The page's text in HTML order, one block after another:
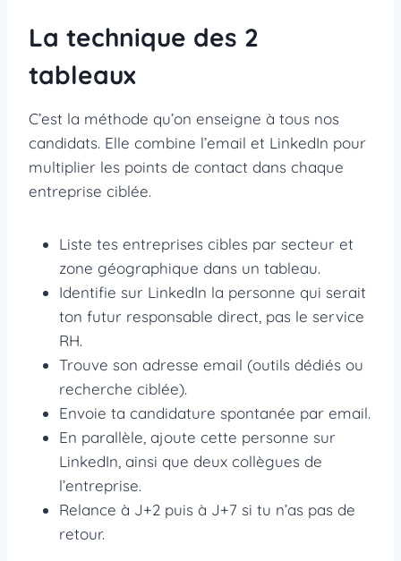
La technique des 2
tableaux
C’est la méthode qu’on enseigne à tous nos
candidats. Elle combine l’email et LinkedIn pour
multiplier les points de contact dans chaque
entreprise ciblée.
Liste tes entreprises cibles par secteur et
zone géographique dans un tableau.
Identifie sur LinkedIn la personne qui serait
ton futur responsable direct, pas le service
RH.
Trouve son adresse email (outils dédiés ou
recherche ciblée).
Envoie ta candidature spontanée par email.
En parallèle, ajoute cette personne sur
LinkedIn, ainsi que deux collègues de
l’entreprise.
Relance à J+2 puis à J+7 si tu n’as pas de
retour.